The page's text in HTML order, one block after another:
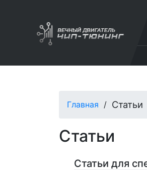
Главная Статьи
Статьи
Статьи для